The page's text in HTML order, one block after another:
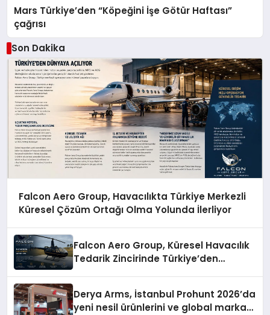
Mars Türkiye’den “Köpeğini İşe Götür Haftası”
çağrısı
Son Dakika
Falcon Aero Group, Havacılıkta Türkiye Merkezli
Küresel Çözüm Ortağı Olma Yolunda İlerliyor
Falcon Aero Group, Küresel Havacılık
Tedarik Zincirinde Türkiye’den
Derya Arms, İstanbul Prohunt 2026’da
yeni nesil ürünlerini ve global marka